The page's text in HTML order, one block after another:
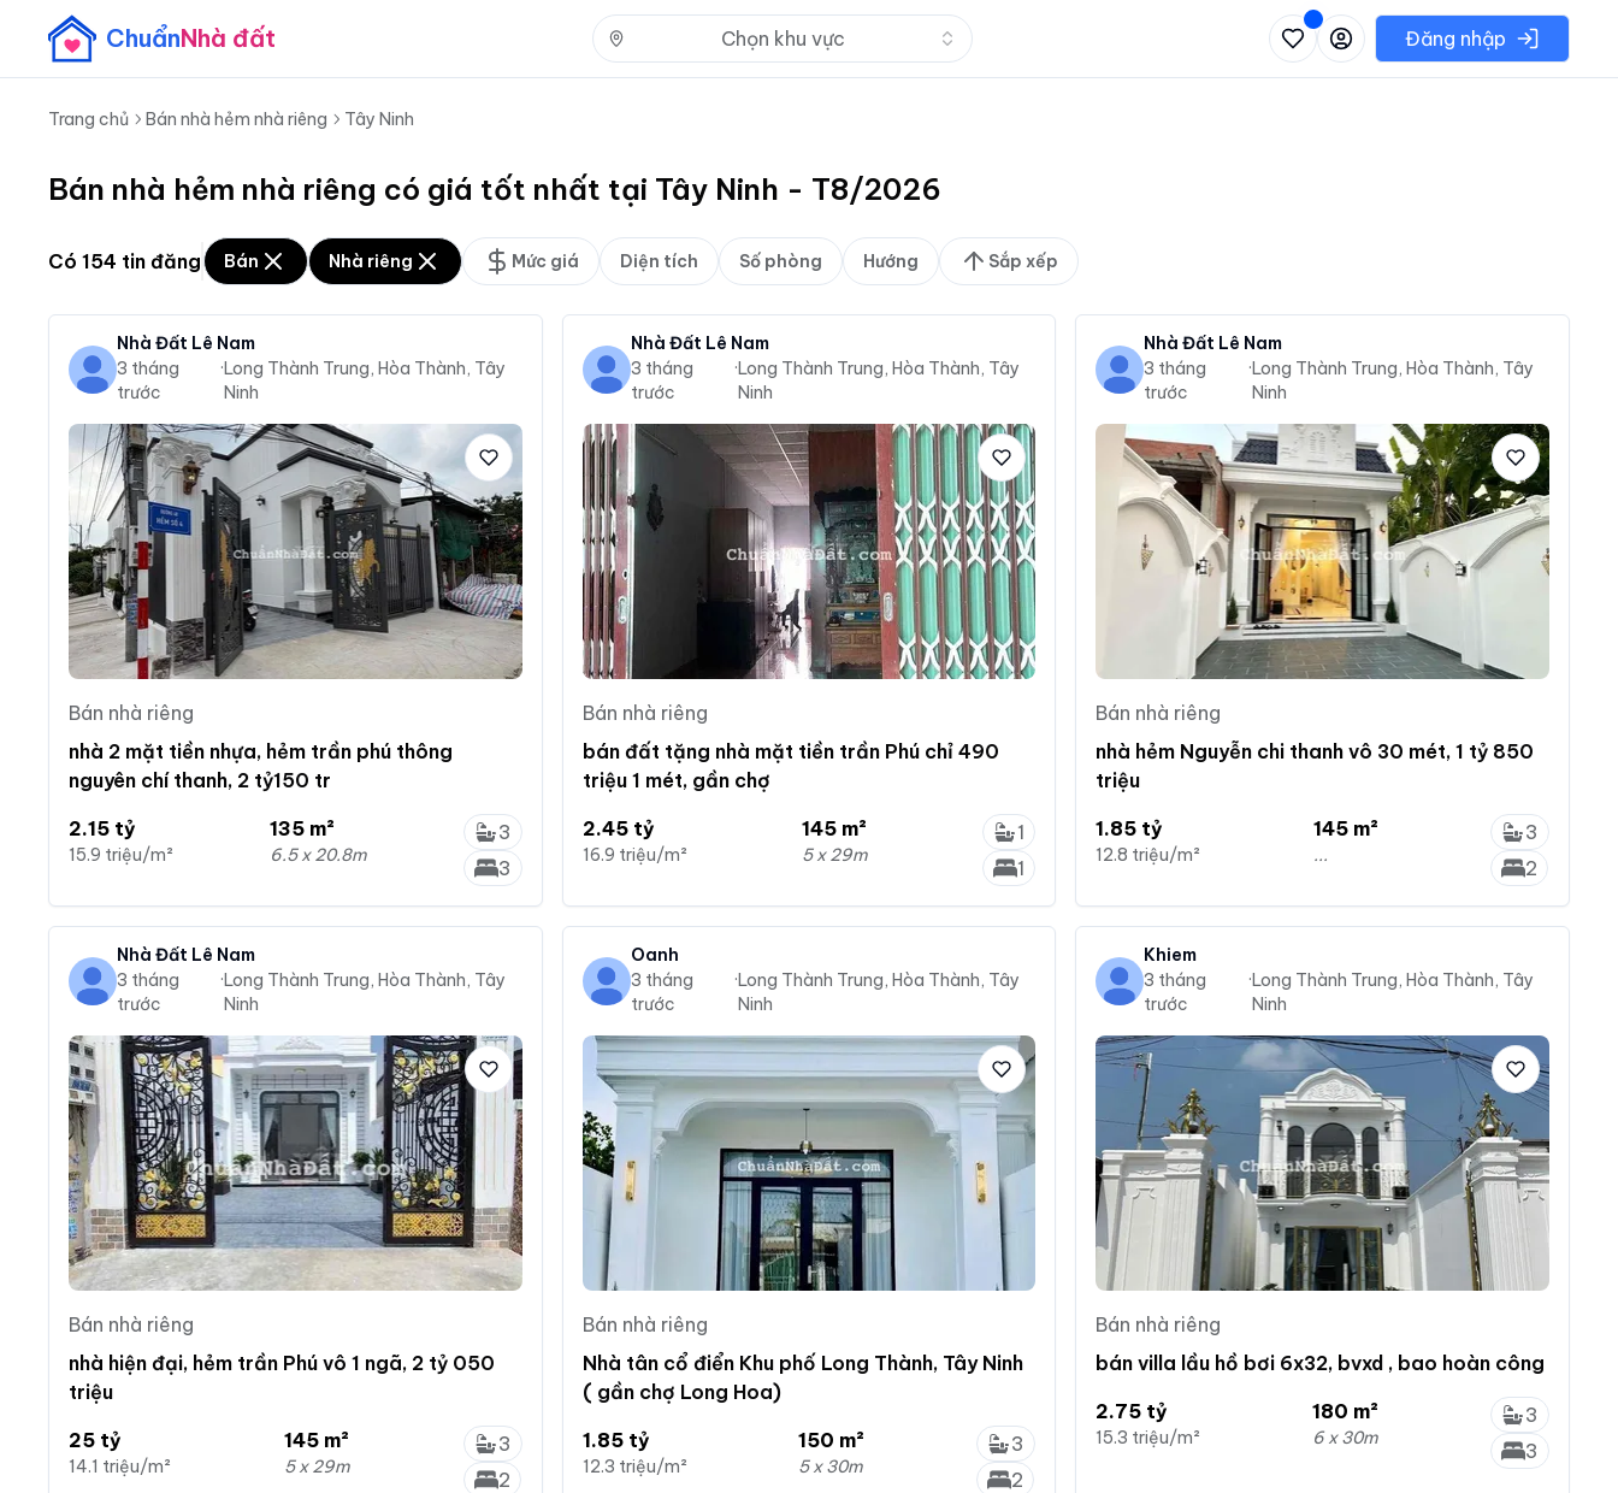
ChuẩnNhà đất Chọn khu vực Nhấn để mở danh sách các khu vực có thể chọnĐăng nhập
Trang chủ Bán nhà hẻm nhà riêng Tây Ninh
Bán nhà hẻm nhà riêng có giá tốt nhất tại Tây Ninh - T8/2026
Có 154 tin đăng Bán Nhà riêng Mức giá Diện tích Số phòng Hướng Sắp xếp
Nhà Đất Lê Nam
3 tháng
trước
·Long Thành Trung, Hòa Thành, Tây
Ninh
Bán nhà riêng
nhà 2 mặt tiền nhựa, hẻm trần phú thông
nguyên chí thanh, 2 tỷ150 tr
2.15 tỷ
15.9 triệu/m²
135 m²
6.5 x 20.8m
3
3
Nhà Đất Lê Nam
3 tháng
trước
·Long Thành Trung, Hòa Thành, Tây
Ninh
Bán nhà riêng
bán đất tặng nhà mặt tiền trần Phú chỉ 490
triệu 1 mét, gần chợ
2.45 tỷ
16.9 triệu/m²
145 m²
5 x 29m
1
1
Nhà Đất Lê Nam
3 tháng
trước
·Long Thành Trung, Hòa Thành, Tây
Ninh
Bán nhà riêng
nhà hẻm Nguyễn chi thanh vô 30 mét, 1 tỷ 850
triệu
1.85 tỷ
12.8 triệu/m²
145 m²
...
3
2
Nhà Đất Lê Nam
3 tháng
trước
·Long Thành Trung, Hòa Thành, Tây
Ninh
Bán nhà riêng
nhà hiện đại, hẻm trần Phú vô 1 ngã, 2 tỷ 050
triệu
25 tỷ
14.1 triệu/m²
145 m²
5 x 29m
3
2
Oanh
3 tháng
trước
·Long Thành Trung, Hòa Thành, Tây
Ninh
Bán nhà riêng
Nhà tân cổ điển Khu phố Long Thành, Tây Ninh
( gần chợ Long Hoa)
1.85 tỷ
12.3 triệu/m²
150 m²
5 x 30m
3
2
Khiem
3 tháng
trước
·Long Thành Trung, Hòa Thành, Tây
Ninh
Bán nhà riêng
bán villa lầu hồ bơi 6x32, bvxd , bao hoàn công
2.75 tỷ
15.3 triệu/m²
180 m²
6 x 30m
3
3